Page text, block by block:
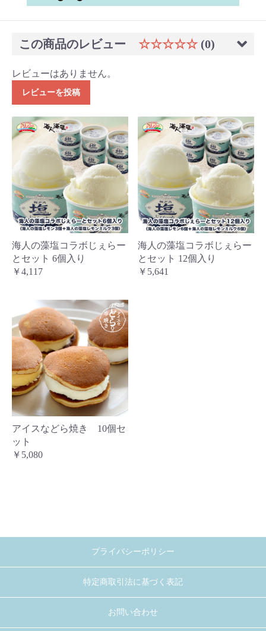
この商品のレビュー ☆☆☆☆☆ (0)
レビューはありません。
レビューを投稿
海人の藻塩コラボじぇらー
とセット 6個入り
￥4,117
海人の藻塩コラボじぇらー
とセット 12個入り
￥5,641
アイスなどら焼き 10個セ
ット
￥5,080
プライバシーポリシー
特定商取引法に基づく表記
お問い合わせ